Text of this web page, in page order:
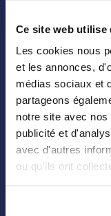
Ce site web utilise
Les cookies nous
et les annonces,
médias sociaux et
partageons
notre site avec
publicité et
avec d'autres
ou qu'ils ont
Nos solutions
Where To Buy
Digital Shelf